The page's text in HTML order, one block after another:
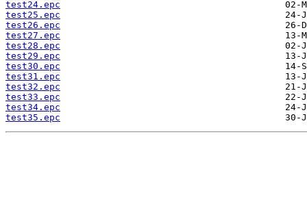
test24.epc
test25.epc
test26.epc
test27.epc
test28.epc
test29.epc
test30.epc
test31.epc
test32.epc
test33.epc
test34.epc
test35.epc